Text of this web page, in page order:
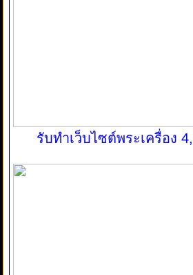
รับทำเว็บไซต์พระเครื่อง